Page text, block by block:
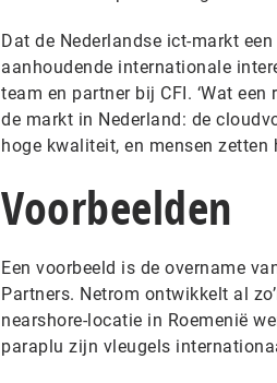
Dat de Nederlandse ict-markt
aanhoudende internationale
team en partner bij CFI. ‘Wat
de markt in Nederland: de
hoge kwaliteit, en mensen zetten
Voorbeelden
Een voorbeeld is de overname
Partners. Netrom ontwikkelt al
nearshore-locatie in Roemenië
paraplu zijn vleugels